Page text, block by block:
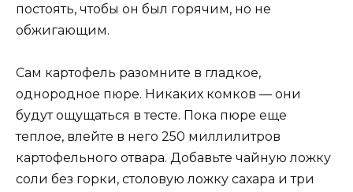
постоять, чтобы он был горячим, но не
обжигающим.
Сам картофель разомните в гладкое,
однородное пюре. Никаких комков — они
будут ощущаться в тесте. Пока пюре еще
теплое, влейте в него 250 миллилитров
картофельного отвара. Добавьте чайную ложку
соли без горки, столовую ложку сахара и три